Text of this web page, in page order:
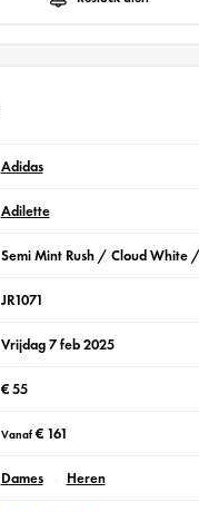
Adidas
Adilette
Semi Mint Rush / Cloud White
JR1071
Vrijdag 7 feb 2025
€ 55
Vanaf€ 161
Dames Heren